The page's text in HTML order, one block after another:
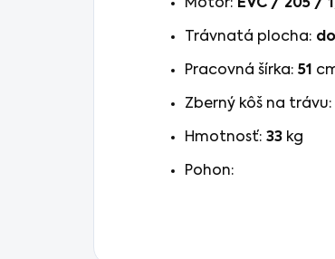
Motor: EVC / 205 /
Trávnatá plocha:
Pracovná šírka: 51
Zberný kôš na trávu:
Hmotnosť: 33 kg
Pohon: